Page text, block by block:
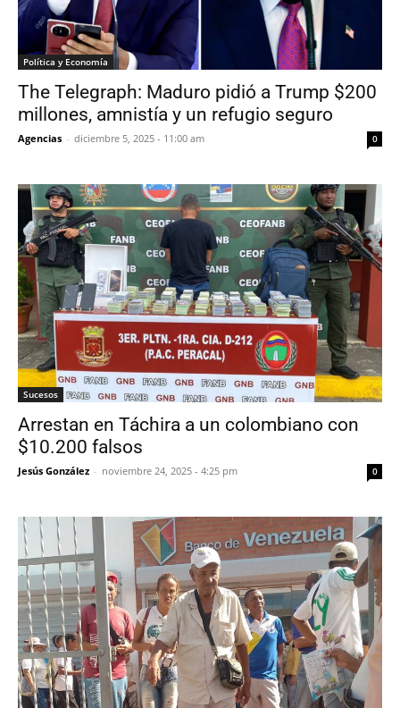
Política y Economía
The Telegraph: Maduro pidió a Trump $200
millones, amnistía y un refugio seguro
Agencias - diciembre 5, 2025 - 11:00 am 0
Sucesos
Arrestan en Táchira a un colombiano con
$10.200 falsos
Jesús González - noviembre 24, 2025 - 4:25 pm 0